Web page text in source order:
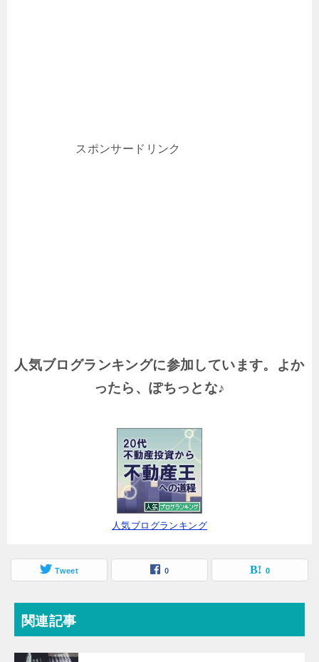
スポンサードリンク
人気ブログランキングに参加しています。よか
ったら、ぽちっとな♪
人気ブログランキング
Tweet 0 0
関連記事